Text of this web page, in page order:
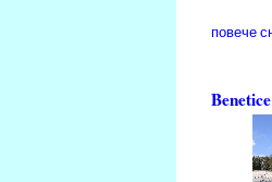
повече